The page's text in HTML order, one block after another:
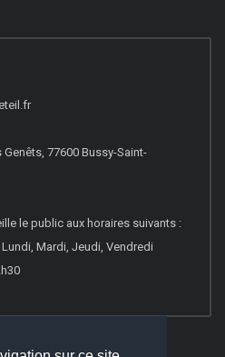
77600 Bussy-Saint-
le public aux horaires suivants :
Mardi, Jeudi, Vendredi